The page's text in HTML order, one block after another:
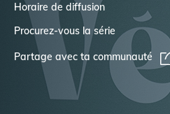
Horaire de diffusion
Procurez-vous la série
Partage avec ta communauté